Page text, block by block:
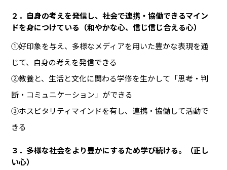
２．自身の考えを発信し、社会で連携・協働できるマイン
ドを身につけている（和やかな心、信じ信じ合える心）
①好印象を与え、多様なメディアを用いた豊かな表現を通
じて、自身の考えを発信できる
②教養と、生活と文化に関わる学修を生かして「思考・判
断・コミュニケーション」ができる
③ホスピタリティマインドを有し、連携・協働して活動で
きる
３．多様な社会をより豊かにするため学び続ける。（正し
い心）